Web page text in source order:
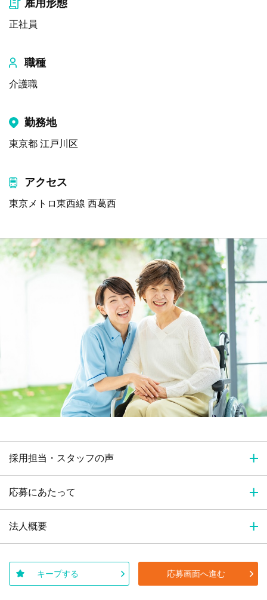
雇用形態
正社員
職種
介護職
勤務地
東京都 江戸川区
アクセス
東京メトロ東西線 西葛西
採用担当・スタッフの声
応募にあたって
法人概要
キープする 応募画面へ進む